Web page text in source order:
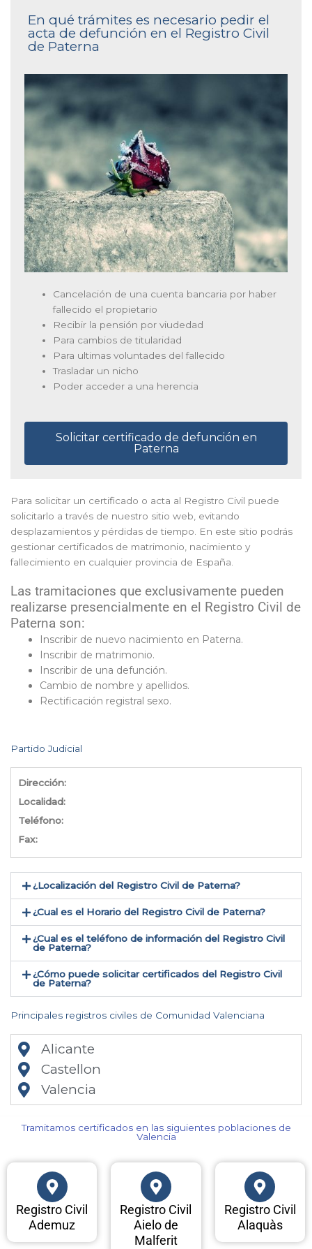
En qué trámites es necesario pedir el
acta de defunción en el Registro Civil
de Paterna
Cancelación de una cuenta bancaria por haber
fallecido el propietario
Recibir la pensión por viudedad
Para cambios de titularidad
Para ultimas voluntades del fallecido
Trasladar un nicho
Poder acceder a una herencia
Solicitar certificado de defunción en
Paterna
Para solicitar un certificado o acta al Registro Civil puede
solicitarlo a través de nuestro sitio web, evitando
desplazamientos y pérdidas de tiempo. En este sitio podrás
gestionar certificados de matrimonio, nacimiento y
fallecimiento en cualquier provincia de España.
Las tramitaciones que exclusivamente pueden
realizarse presencialmente en el Registro Civil de
Paterna son:
Inscribir de nuevo nacimiento en Paterna.
Inscribir de matrimonio.
Inscribir de una defunción.
Cambio de nombre y apellidos.
Rectificación registral sexo.
Partido Judicial
Dirección:
Localidad:
Teléfono:
Fax:
¿Localización del Registro Civil de Paterna​?
¿Cual es el Horario del Registro Civil de Paterna?
¿Cual es el teléfono de información del Registro Civil
de Paterna​?
¿Cómo puede solicitar certificados del Registro Civil
de Paterna​?
Principales registros civiles de Comunidad Valenciana
Alicante
Castellon
Valencia
Tramitamos certificados en las siguientes poblaciones de
Valencia​
Registro Civil
Ademuz
Registro Civil
Aielo de
Malferit
Registro Civil
Alaquàs